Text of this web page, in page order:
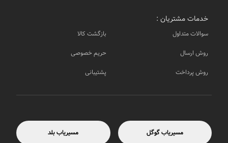
خدمات مشتریان :
سوالات متداول
بازگشت کالا
روش ارسال
حریم خصوصی
روش پرداخت
پشتیبانی
مسیریاب گوگل مسیریاب بلد